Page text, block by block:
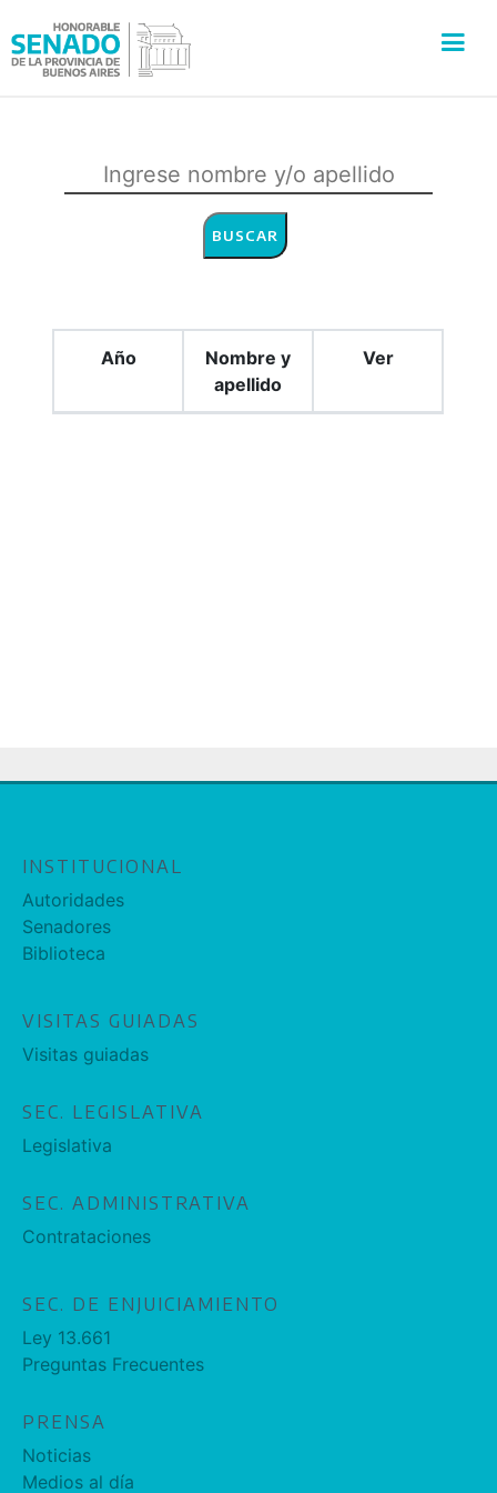
SECRETARÍAS
PRENSA
VISITAS GUIADAS
Año
Nombre y
apellido
Ver
INSTITUCIONAL
Autoridades
Senadores
Biblioteca
VISITAS GUIADAS
Visitas guiadas
SEC. LEGISLATIVA
Legislativa
SEC. ADMINISTRATIVA
Contrataciones
SEC. DE ENJUICIAMIENTO
Ley 13.661
Preguntas Frecuentes
PRENSA
Noticias
Medios al día